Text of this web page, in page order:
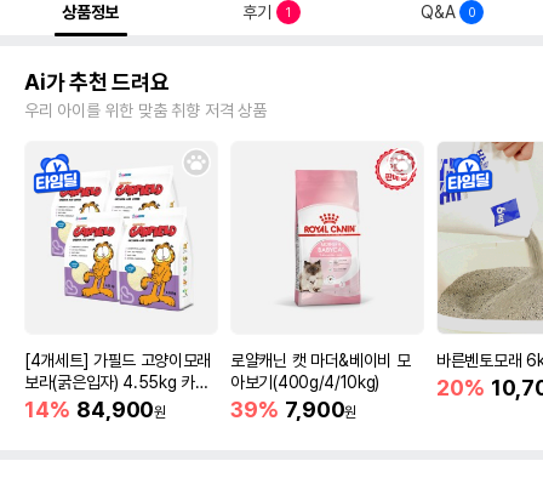
상품정보 후기 1 Q&A 0
Ai가 추천 드려요
우리 아이를 위한 맞춤 취향 저격 상품
[4개세트] 가필드 고양이모래
보라(굵은입자) 4.55kg 카사
바모래
14% 84,900원
로얄캐닌 캣 마더&베이비 모
아보기(400g/4/10kg)
39% 7,900원
바른벤토모래
20%